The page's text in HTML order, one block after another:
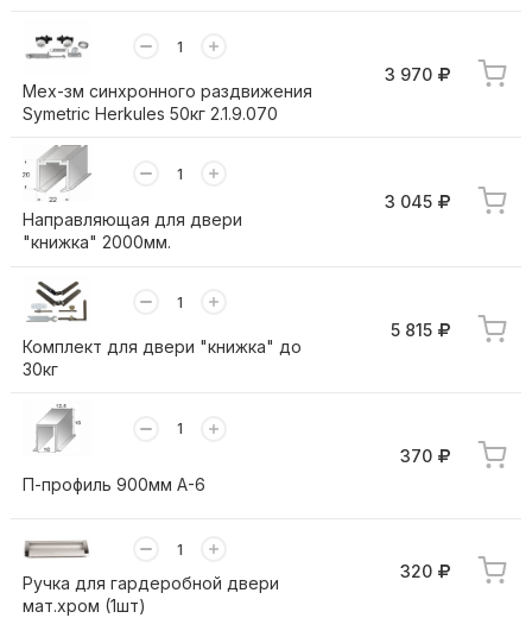
Мех-зм синхронного раздвижения
Symetric Herkules 50кг 2.1.9.070
3 970
Направляющая для двери
"книжка" 2000мм.
3 045
Комплект для двери "книжка" до
30кг
5 815
П-профиль 900мм А-6
370
Ручка для гардеробной двери
мат.хром (1шт)
320